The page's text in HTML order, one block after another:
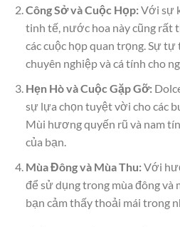
Công Sở và Cuộc Họp:Với sự
tinh tế, nước hoa này cũng rất
các cuộc họp quan trọng. Sự
chuyên nghiệp và cá tính cho
Hẹn Hò và Cuộc Gặp Gỡ:
sự lựa chọn tuyệt vời cho các
Mùi hương quyến rũ và nam
của bạn.
Mùa Đông và Mùa Thu:Với
để sử dụng trong mùa đông và
bạn cảm thấy thoải mái trong